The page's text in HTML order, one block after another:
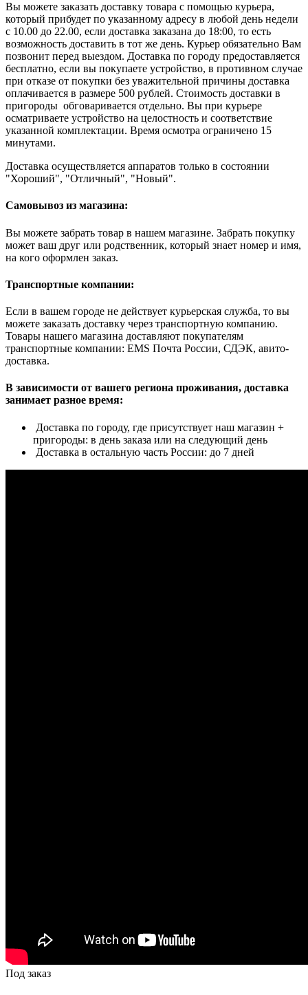
Вы можете заказать доставку товара с помощью курьера,
который прибудет по указанному адресу в любой день недели
с 10.00 до 22.00, если доставка заказана до 18:00, то есть
возможность доставить в тот же день. Курьер обязательно Вам
позвонит перед выездом. Доставка по городу предоставляется
бесплатно, если вы покупаете устройство, в противном случае
при отказе от покупки без уважительной причины доставка
оплачивается в размере 500 рублей. Стоимость доставки в
пригороды обговаривается отдельно. Вы при курьере
осматриваете устройство на целостность и соответствие
указанной комплектации. Время осмотра ограничено 15
минутами.
Доставка осуществляется аппаратов только в состоянии
"Хороший", "Отличный", "Новый".
Самовывоз из магазина:
Вы можете забрать товар в нашем магазине. Забрать покупку
может ваш друг или родственник, который знает номер и имя,
на кого оформлен заказ.
Транспортные компании:
Если в вашем городе не действует курьерская служба, то вы
можете заказать доставку через транспортную компанию.
Товары нашего магазина доставляют покупателям
транспортные компании: EMS Почта России, СДЭК, авито-
доставка.
В зависимости от вашего региона проживания, доставка
занимает разное время:
Доставка по городу, где присутствует наш магазин +
пригороды: в день заказа или на следующий день
Доставка в остальную часть России: до 7 дней
Под заказ